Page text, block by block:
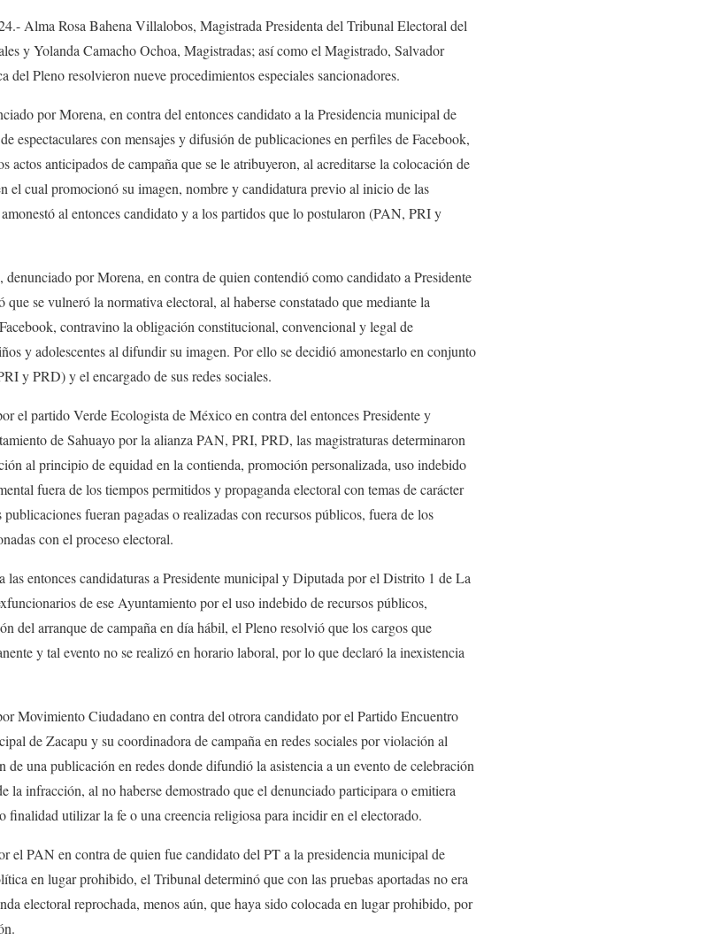
Alma Rosa Bahena Villalobos, Magistrada Presidenta del Tribunal Electoral del
y Yolanda Camacho Ochoa, Magistradas; así como el Magistrado, Salvador
del Pleno resolvieron nueve procedimientos especiales sancionadores.
por Morena, en contra del entonces candidato a la Presidencia municipal de
espectaculares con mensajes y difusión de publicaciones en perfiles de Facebook,
actos anticipados de campaña que se le atribuyeron, al acreditarse la colocación de
el cual promocionó su imagen, nombre y candidatura previo al inicio de las
al entonces candidato y a los partidos que lo postularon (PAN, PRI y
por Morena, en contra de quien contendió como candidato a Presidente
se vulneró la normativa electoral, al haberse constatado que mediante la
contravino la obligación constitucional, convencional y legal de
y adolescentes al difundir su imagen. Por ello se decidió amonestarlo en conjunto
y PRD) y el encargado de sus redes sociales.
el partido Verde Ecologista de México en contra del entonces Presidente y
de Sahuayo por la alianza PAN, PRI, PRD, las magistraturas determinaron
al principio de equidad en la contienda, promoción personalizada, uso indebido
fuera de los tiempos permitidos y propaganda electoral con temas de carácter
fueran pagadas o realizadas con recursos públicos, fuera de los
con el proceso electoral.
entonces candidaturas a Presidente municipal y Diputada por el Distrito 1 de La
de ese Ayuntamiento por el uso indebido de recursos públicos,
del arranque de campaña en día hábil, el Pleno resolvió que los cargos que
y tal evento no se realizó en horario laboral, por lo que declaró la inexistencia
Movimiento Ciudadano en contra del otrora candidato por el Partido Encuentro
de Zacapu y su coordinadora de campaña en redes sociales por violación al
una publicación en redes donde difundió la asistencia a un evento de celebración
la infracción, al no haberse demostrado que el denunciado participara o emitiera
finalidad utilizar la fe o una creencia religiosa para incidir en el electorado.
PAN en contra de quien fue candidato del PT a la presidencia municipal de
en lugar prohibido, el Tribunal determinó que con las pruebas aportadas no era
electoral reprochada, menos aún, que haya sido colocada en lugar prohibido, por